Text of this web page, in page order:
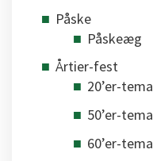
Påske
Påskeæg
Årtier-fest
20’er-tema
50’er-tema
60’er-tema